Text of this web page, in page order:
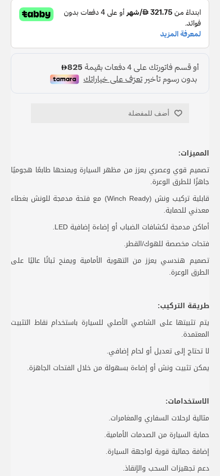
أضف للمفضلة
المميزات:
تصميم قوي وعصري يعزز من مظهر السيارة ويمنحها طابعًا هجوميًا
جاهزًا للطرق الوعرة.
قابلية تركيب ونش (Winch Ready) مع فتحة مدمجة للونش بغطاء
معدني للحماية.
أماكن مدمجة لكشافات الضباب أو إضاءة إضافية LED.
فتحات مخصصة للهوك/القطر.
تصميم هندسي يعزز من التهوية الأمامية ويمنح ثباتًا عاليًا على
الطرق الوعرة.
طريقة التركيب:
يتم تثبيتها على الشاصي الأصلي للسيارة باستخدام نقاط التثبيت
المعتمدة.
لا تحتاج إلى تعديل أو لحام إضافي.
يمكن تثبيت ونش أو إضاءة بسهولة من خلال الفتحات الجاهزة.
الاستخدامات:
مثالية لرحلات السفاري والمغامرات.
حماية السيارة من الصدمات الأمامية.
إضافة جمالية قوية لواجهة السيارة.
دعم تجهيزات السحب والإنقاذ.